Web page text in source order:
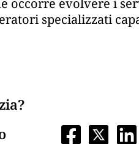
occorre evolvere i
specializzati